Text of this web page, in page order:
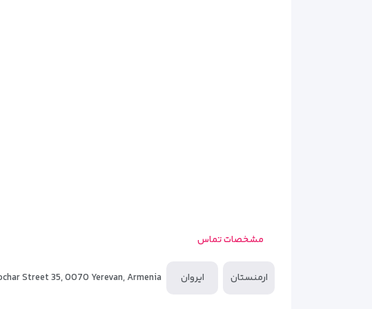
نظافت و استفاده بهینه از فضا گذاشته و اتاق‌هایی ارائه می‌دهد
دکوراسیون اتاق‌ها سبک ساده و مینیمال دارد و از رنگ‌های ملایم و
اتاق‌ها برای مسافرانی مناسب است که زمان زیادی را بیرون از هتل
مشخصات تماس
ارمنستان ایروان Street 35, 0070 Yerevan, Armenia